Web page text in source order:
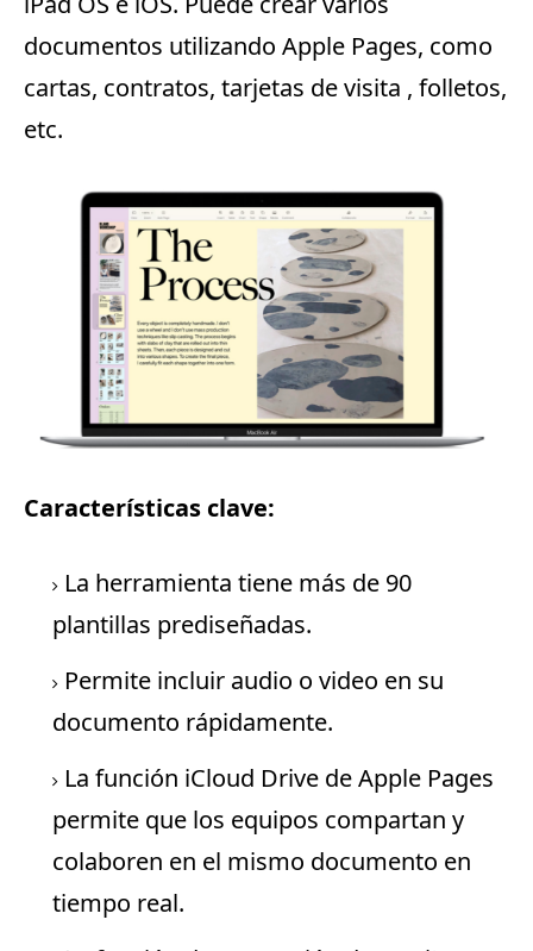
documentos utilizando Apple Pages, como
cartas, contratos, tarjetas de visita , folletos,
etc.
Características clave:
La herramienta tiene más de 90
plantillas prediseñadas.
Permite incluir audio o video en su
documento rápidamente.
La función iCloud Drive de Apple Pages
permite que los equipos compartan y
colaboren en el mismo documento en
tiempo real.